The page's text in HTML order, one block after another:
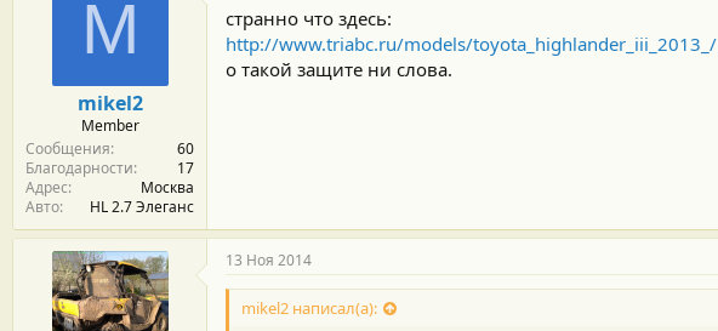
M
mikel2
Member
Сообщения
60
Благодарности
17
Адрес
Москва
Авто
HL 2.7 Элеганс
странно что здесь:
http://www.triabc.ru/models/toyota_highlander_iii_2013_/
о такой защите ни слова.
13 Ноя 2014
mikel2 написал(а):